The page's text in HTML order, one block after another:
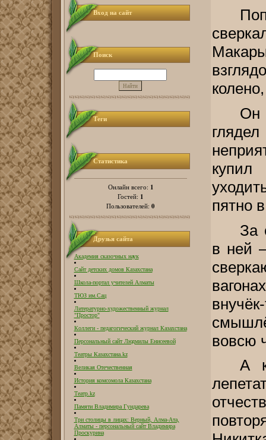
Вход на сайт
Поиск
Теги
Статистика
Онлайн всего: 1
Гостей: 1
Пользователей: 0
Друзья сайта
Академия сказочных наук
Сайт детских домов Казахстана
Школа-портал учителей Алматы
ТЮЗ им.Сац
Литературно-художественный журнал
"Простор"
Коллеги - педагогический журнал Казахстана
Персональный сайт Людмилы Енисеевой
Театры Казахстана.kz
Великая Отечественная
История комсомола Казахстана
Театр.kz
Памяти Владимира Гундарева
Три столицы в лицах: Верный, Алма-Ата,
Алматы - персональный сайт Владимира
Проскурина
Он
пятно
За
в ней
вовсю
А